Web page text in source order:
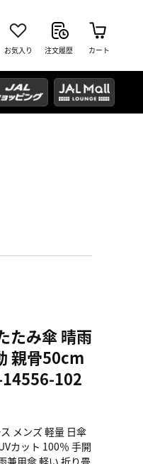
お気入り 注文履歴 カート
たみ傘 晴雨
親骨50cm
102
メンズ 軽量 日傘
カット 100％ 手開
兼用傘 軽い 折り畳